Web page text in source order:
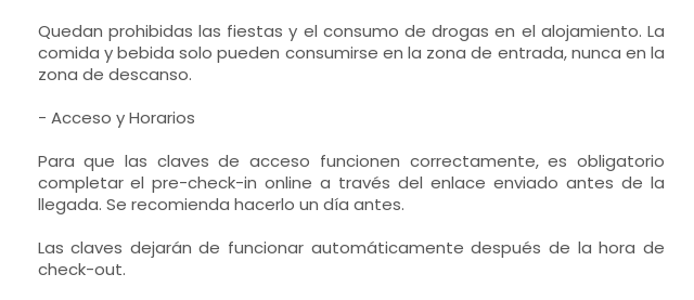
Quedan prohibidas las fiestas y el consumo de drogas en el alojamiento. La
comida y bebida solo pueden consumirse en la zona de entrada, nunca en la
zona de descanso.
- Acceso y Horarios
Para que las claves de acceso funcionen correctamente, es obligatorio
completar el pre-check-in online a través del enlace enviado antes de la
llegada. Se recomienda hacerlo un día antes.
Las claves dejarán de funcionar automáticamente después de la hora de
check-out.